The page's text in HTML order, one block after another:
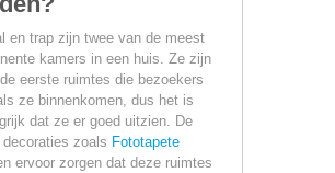
en trap zijn twee van de meest
kamers in een huis. Ze zijn
eerste ruimtes die bezoekers
ze binnenkomen, dus het is
dat ze er goed uitzien. De
decoraties zoals Fototapete
ervoor zorgen dat deze ruimtes